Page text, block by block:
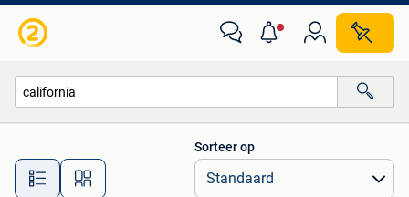
Alle afstanden…
Sorteer op